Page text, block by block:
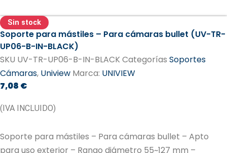
Sin stock
Soporte para mástiles – Para cámaras bullet (UV-TR-
UP06-B-IN-BLACK)
SKU UV-TR-UP06-B-IN-BLACKCategorías Soportes
Cámaras, Uniview Marca: UNIVIEW
7,08 €
(IVA INCLUIDO)
Soporte para mástiles – Para cámaras bullet – Apto
para uso exterior – Rango diámetro 55~127 mm –